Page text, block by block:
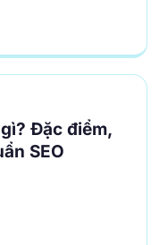
Đặc điểm,
SEO